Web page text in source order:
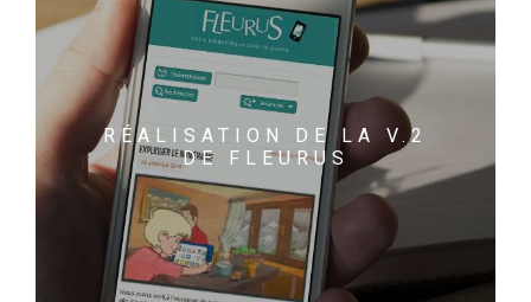
RÉALISATION DE LA V.2
DE FLEURUS